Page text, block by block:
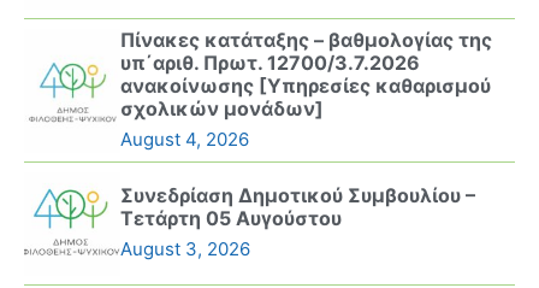
Πίνακες κατάταξης – βαθμολογίας της
υπ΄αριθ. Πρωτ. 12700/3.7.2026
ανακοίνωσης [Υπηρεσίες καθαρισμού
σχολικών μονάδων]
August 4, 2026
Συνεδρίαση Δημοτικού Συμβουλίου –
Τετάρτη 05 Αυγούστου
August 3, 2026